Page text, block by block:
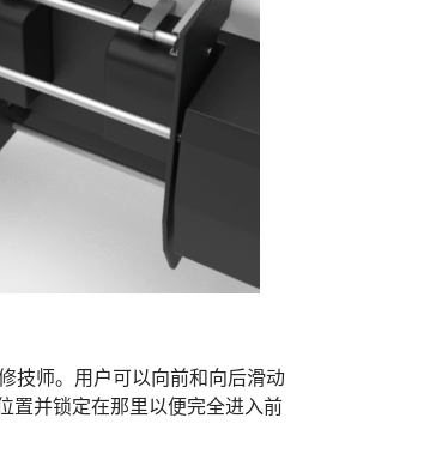
技师。用户可以向前和向后滑动
置并锁定在那里以便完全进入前